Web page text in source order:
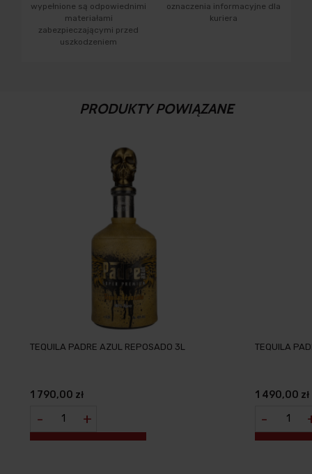
wypełnione są odpowiednimi
materiałami
zabezpieczającymi przed
uszkodzeniem
oznaczenia informacyjne dla
kuriera
PRODUKTY POWIĄZANE
TEQUILA PADRE AZUL REPOSADO 3L
1 790,00 zł
- +
TEQUILA
1 490,00 zł
-